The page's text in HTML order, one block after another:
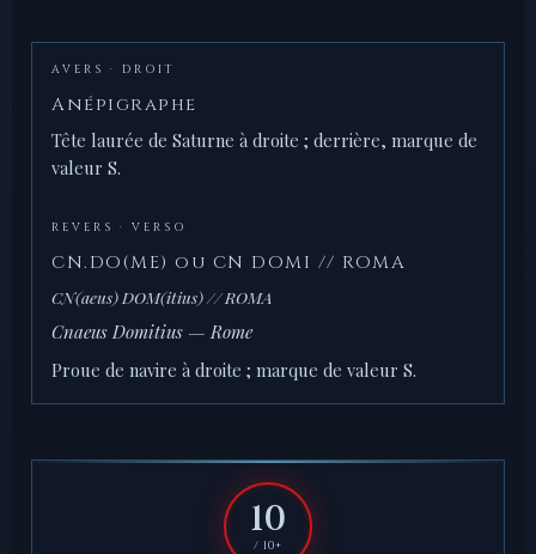
AVERS · DROIT
Anépigraphe
Tête laurée de Saturne à droite ; derrière, marque de
valeur S.
REVERS · VERSO
CN.DO(ME) ou CN DOMI // ROMA
CN(aeus) DOM(itius) // ROMA
Cnaeus Domitius — Rome
Proue de navire à droite ; marque de valeur S.
10
/ 10+